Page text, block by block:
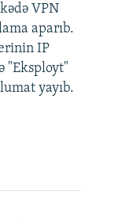
VPN
aparıb.
IP
"Eksployt"
yayıb.